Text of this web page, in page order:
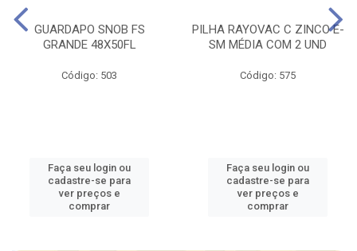
GUARDAPO SNOB FS
GRANDE 48X50FL
Código: 503
Faça seu login ou
cadastre-se para
ver preços e
comprar
PILHA RAYOVAC C ZINCO E-
SM MÉDIA COM 2 UND
Código: 575
Faça seu login ou
cadastre-se para
ver preços e
comprar